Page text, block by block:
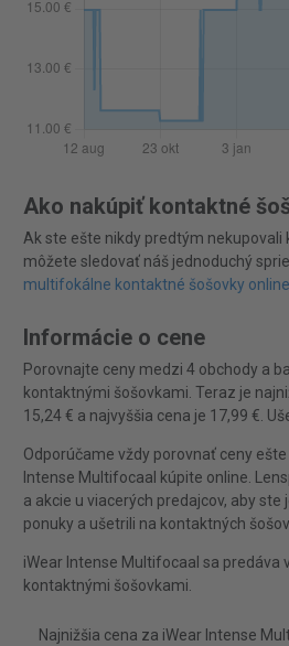
Ako nakúpiť kontaktné
Ak ste ešte nikdy predtým nekupovali
môžete sledovať náš jednoduchý
multifokálne kontaktné šošovky
Informácie o cene
Porovnajte ceny medzi 4 obchody a
kontaktnými šošovkami. Teraz je
15,24 € a najvyššia cena je 17,99 €.
Odporúčame vždy porovnať ceny
Intense Multifocaal kúpite online.
a akcie u viacerých predajcov, aby
ponuky a ušetrili na kontaktných
iWear Intense Multifocaal sa predáva
kontaktnými šošovkami.
Najnižšia cena za iWear Intense